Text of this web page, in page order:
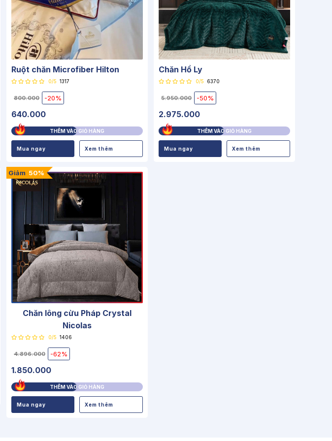
Ruột chăn Microfiber Hilton
0/5 1317
800.000 -20%
640.000
THÊM VÀO GIỎ HÀNG
Mua ngay Xem thêm
Chăn Hồ Ly
0/5 6370
5.950.000 -50%
2.975.000
THÊM VÀO GIỎ HÀNG
Mua ngay Xem thêm
Giảm 50%
Chăn lông cừu Pháp Crystal
Nicolas
0/5 1406
4.896.000 -62%
1.850.000
THÊM VÀO GIỎ HÀNG
Mua ngay Xem thêm